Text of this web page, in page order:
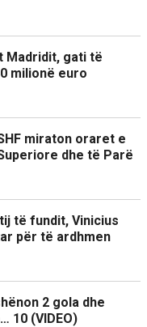
Madridit, gati të
milionë euro
miraton oraret e
dhe të Parë
të fundit, Vinicius
për të ardhmen
2 gola dhe
10 (VIDEO)